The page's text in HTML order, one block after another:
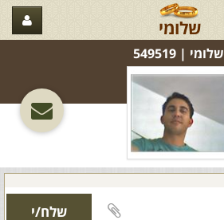
שלומי
שלומי‏ | 549519